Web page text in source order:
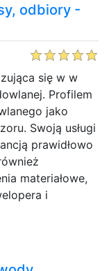
odbiory -
się w w
Profilem
jako
Swoją usługi
prawidłowo
materiałowe,
i